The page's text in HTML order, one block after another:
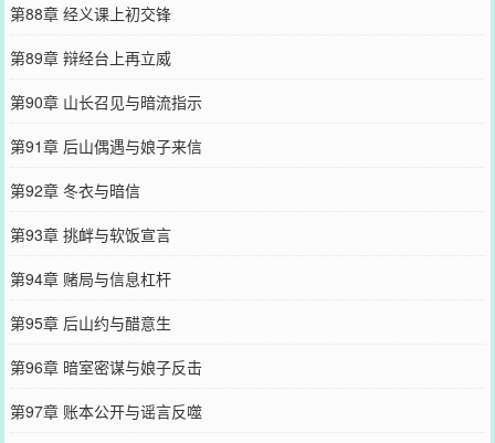
第88章 经义课上初交锋
第89章 辩经台上再立威
第90章 山长召见与暗流指示
第91章 后山偶遇与娘子来信
第92章 冬衣与暗信
第93章 挑衅与软饭宣言
第94章 赌局与信息杠杆
第95章 后山约与醋意生
第96章 暗室密谋与娘子反击
第97章 账本公开与谣言反噬